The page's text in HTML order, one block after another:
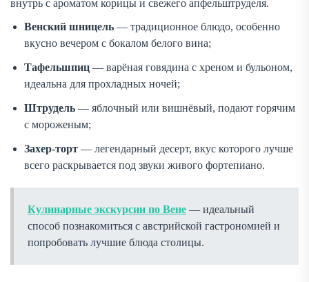
внутрь с ароматом корицы и свежего апфельштруделя.
Венский шницель — традиционное блюдо, особенно
вкусно вечером с бокалом белого вина;
Тафельшпиц — варёная говядина с хреном и бульоном,
идеальна для прохладных ночей;
Штрудель — яблочный или вишнёвый, подают горячим
с мороженым;
Захер-торт — легендарный десерт, вкус которого лучше
всего раскрывается под звуки живого фортепиано.
Кулинарные экскурсии по Вене — идеальный
способ познакомиться с австрийской гастрономией и
попробовать лучшие блюда столицы.